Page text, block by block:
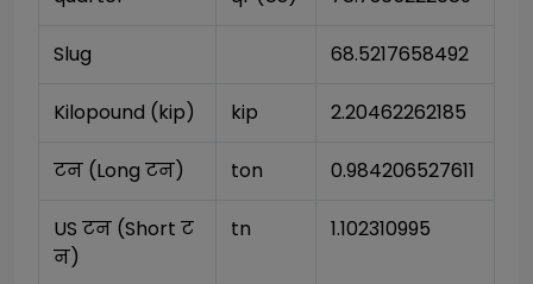
Slug 68.5217658492
Kilopound (kip) kip 2.20462262185
टन (Long टन) ton 0.984206527611
US टन (Short ट
न)
tn 1.102310995